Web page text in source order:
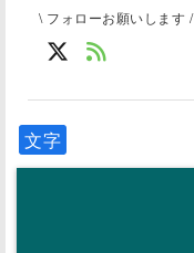
\ フォローお願いします /
文字